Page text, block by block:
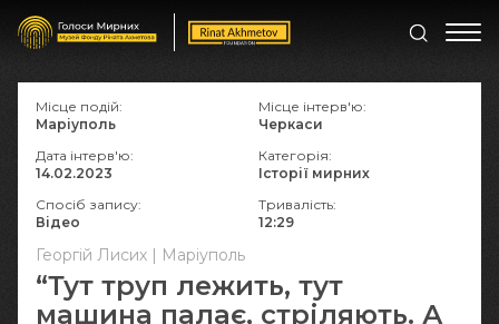
Георгій Лисих | Маріуполь
“Тут труп лежить, тут
машина палає, стріляють. А
Місце подій:
Маріуполь
Місце інтерв'ю:
Черкаси
Дата інтерв'ю:
14.02.2023
Категорія:
Історії мирних
Спосіб запису:
Відео
Тривалість:
12:29